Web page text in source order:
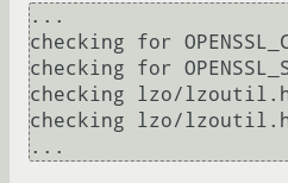
...
checking for
checking for
checking lzo/
checking lzo/
...